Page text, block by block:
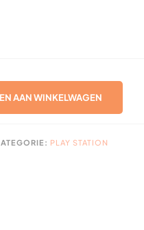
AAN WINKELWAGEN
PLAY STATION